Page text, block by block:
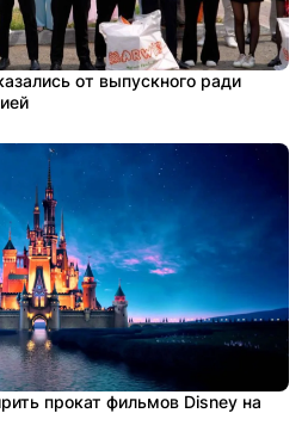
от выпускного ради
прокат фильмов Disney на